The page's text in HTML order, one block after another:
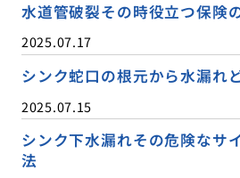
水道管破裂その時役立つ保険
2025.07.17
シンク蛇口の根元から水漏れ
2025.07.15
シンク下水漏れその危険なサ
法